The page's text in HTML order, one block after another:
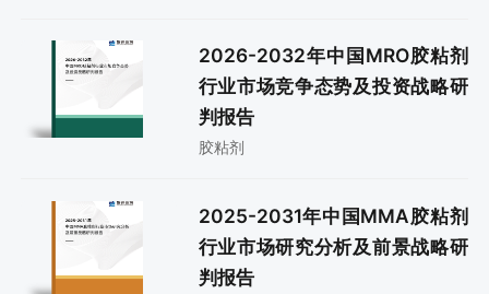
2026-2032年中国MRO胶粘剂
行业市场竞争态势及投资战略研
判报告
胶粘剂
2025-2031年中国MMA胶粘剂
行业市场研究分析及前景战略研
判报告